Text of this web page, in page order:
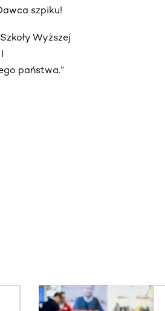
szpiku!
Wyższej
państwa.”
palcem, aby zobaczyć